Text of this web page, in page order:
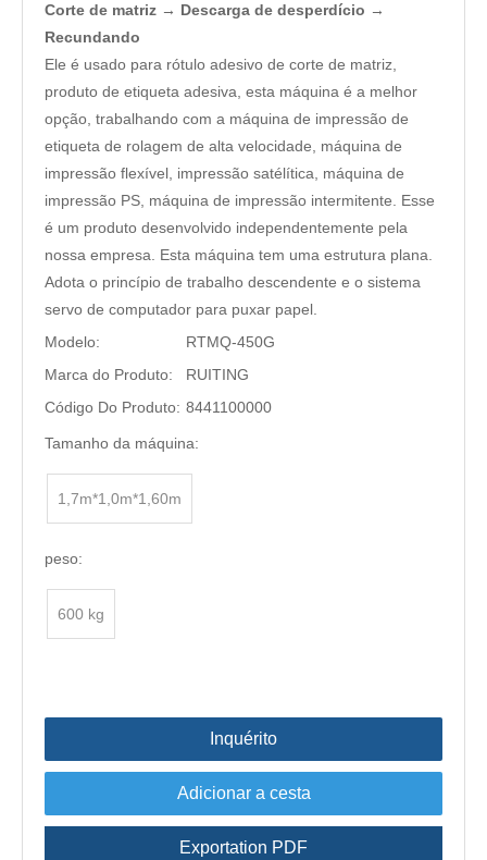
Corte de matriz → Descarga de desperdício →
Recundando
Ele é usado para rótulo adesivo de corte de matriz,
produto de etiqueta adesiva, esta máquina é a melhor
opção, trabalhando com a máquina de impressão de
etiqueta de rolagem de alta velocidade, máquina de
impressão flexível, impressão satélítica, máquina de
impressão PS, máquina de impressão intermitente. Esse
é um produto desenvolvido independentemente pela
nossa empresa. Esta máquina tem uma estrutura plana.
Adota o princípio de trabalho descendente e o sistema
servo de computador para puxar papel.
Modelo:
RTMQ-450G
Marca do Produto:
RUITING
Código Do Produto: 8441100000
Tamanho da máquina:
1,7m*1,0m*1,60m
peso:
600 kg
Inquérito
Adicionar a cesta
Exportation PDF